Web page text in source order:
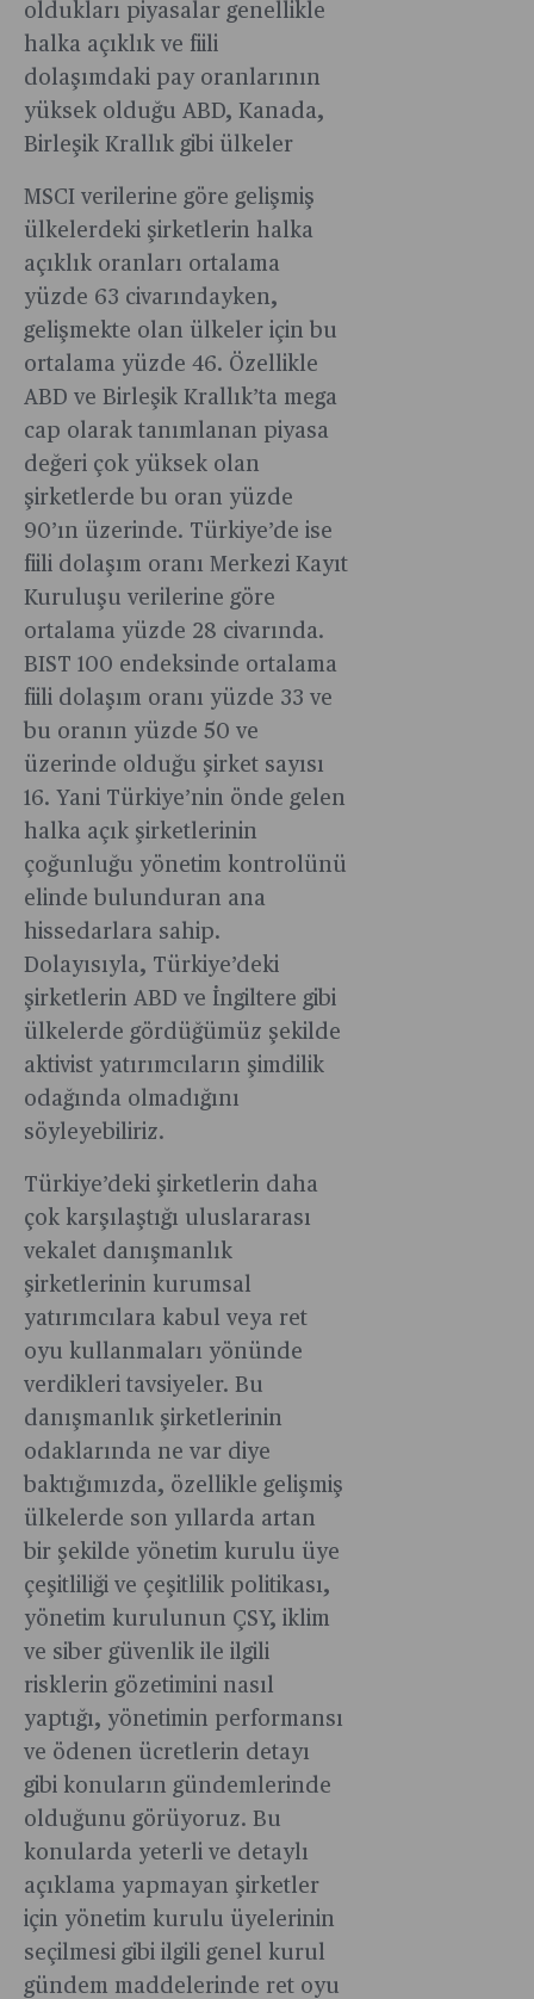
oldukları piyasalar genellikle
halka açıklık ve fiili
dolaşımdaki pay oranlarının
yüksek olduğu ABD, Kanada,
Birleşik Krallık gibi ülkeler
MSCI verilerine göre gelişmiş
ülkelerdeki şirketlerin halka
açıklık oranları ortalama
yüzde 63 civarındayken,
gelişmekte olan ülkeler için bu
ortalama yüzde 46. Özellikle
ABD ve Birleşik Krallık’ta mega
cap olarak tanımlanan piyasa
değeri çok yüksek olan
şirketlerde bu oran yüzde
90’ın üzerinde. Türkiye’de ise
fiili dolaşım oranı Merkezi Kayıt
Kuruluşu verilerine göre
ortalama yüzde 28 civarında.
BIST 100 endeksinde ortalama
fiili dolaşım oranı yüzde 33 ve
bu oranın yüzde 50 ve
üzerinde olduğu şirket sayısı
16. Yani Türkiye’nin önde gelen
halka açık şirketlerinin
çoğunluğu yönetim kontrolünü
elinde bulunduran ana
hissedarlara sahip.
Dolayısıyla, Türkiye’deki
şirketlerin ABD ve İngiltere gibi
ülkelerde gördüğümüz şekilde
aktivist yatırımcıların şimdilik
odağında olmadığını
söyleyebiliriz.
Türkiye’deki şirketlerin daha
çok karşılaştığı uluslararası
vekalet danışmanlık
şirketlerinin kurumsal
yatırımcılara kabul veya ret
oyu kullanmaları yönünde
verdikleri tavsiyeler. Bu
danışmanlık şirketlerinin
odaklarında ne var diye
baktığımızda, özellikle gelişmiş
ülkelerde son yıllarda artan
bir şekilde yönetim kurulu üye
çeşitliliği ve çeşitlilik politikası,
yönetim kurulunun ÇSY, iklim
ve siber güvenlik ile ilgili
risklerin gözetimini nasıl
yaptığı, yönetimin performansı
ve ödenen ücretlerin detayı
gibi konuların gündemlerinde
olduğunu görüyoruz. Bu
konularda yeterli ve detaylı
açıklama yapmayan şirketler
için yönetim kurulu üyelerinin
seçilmesi gibi ilgili genel kurul
gündem maddelerinde ret oyu